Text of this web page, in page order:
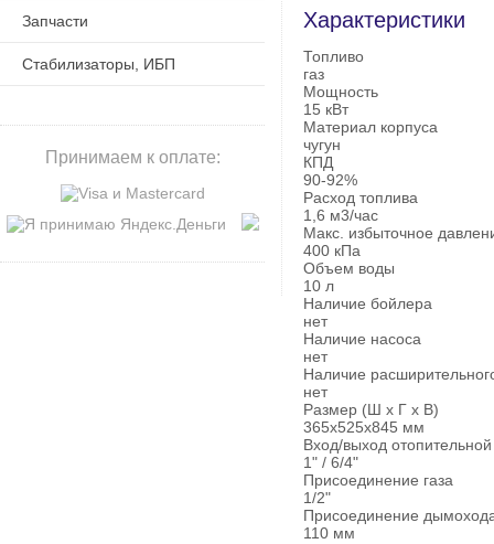
Запчасти
Стабилизаторы, ИБП
Принимаем к оплате:
Характеристики
Топливо
газ
Мощность
15 кВт
Материал корпуса
чугун
КПД
90-92%
Расход топлива
1,6 м3/час
Макс. избыточное
400 кПа
Объем воды
10 л
Наличие бойлера
нет
Наличие насоса
нет
Наличие
нет
Размер (Ш х Г х В)
365х525х845 мм
Вход/выход
1" / 6/4"
Присоединение газа
1/2"
Присоединение
110 мм